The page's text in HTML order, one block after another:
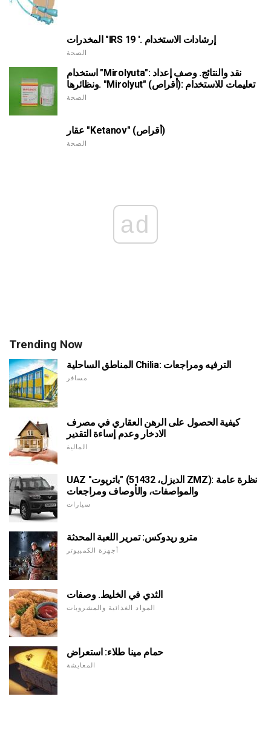
المخدرات "IRS 19 '. إرشادات الاستخدام
الصحة
استخدام "Mirolyuta": نقد والنتائج. وصف إعداد
ونظائرها. "Mirolyut" (أقراص): تعليمات للاستخدام
الصحة
عقار "Ketanov" (أقراص)
الصحة
ad
Trending Now
المناطق الساحلية Chilia: الترفيه ومراجعات
مسافر
كيفية الحصول على الرهن العقاري في مصرف
الادخار وعدم إساءة التقدير
المالية
UAZ "باتريوت" (الديزل، 51432 ZMZ): نظرة عامة
والمواصفات، والأوصاف ومراجعات
سيارات
مترو ريدوكس: تمرير اللعبة المحدثة
أجهزة الكمبيوتر
الثدي في الخليط. وصفات
المواد الغذائية والمشروبات
حمام مينا طلاء: استعراض
المعايشة